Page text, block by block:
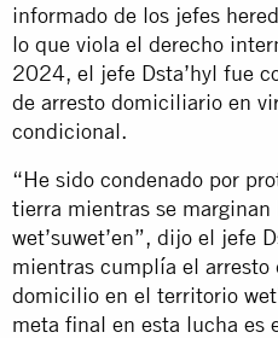
informado de los jefes
lo que viola el derecho
2024, el jefe Dsta’hyl fue
de arresto domiciliario en
condicional.
“He sido condenado por
tierra mientras se marginan
wet’suwet’en”, dijo el jefe
mientras cumplía el
domicilio en el territorio
meta final en esta lucha es